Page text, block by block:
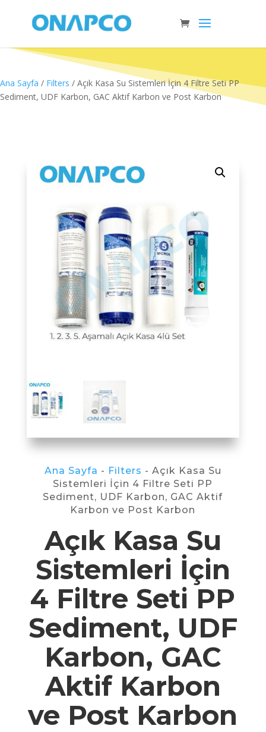
Ana Sayfa / Filters / Açık Kasa Su Sistemleri İçin 4 Filtre Seti PP
Sediment, UDF Karbon, GAC Aktif Karbon ve Post Karbon
Ana Sayfa - Filters - Açık Kasa Su
Sistemleri İçin 4 Filtre Seti PP
Sediment, UDF Karbon, GAC Aktif
Karbon ve Post Karbon
Açık Kasa Su
Sistemleri İçin
4 Filtre Seti PP
Sediment, UDF
Karbon, GAC
Aktif Karbon
ve Post Karbon